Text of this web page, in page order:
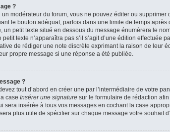
?
modérateur du forum, vous ne pouvez éditer ou supprimer
le bouton adéquat, parfois dans une limite de temps après
petit texte situé en dessous du message énumèrera le
texte n’apparaîtra pas s’il s’agit d’une édition effectuée
de rédiger une note discrète exprimant la raison de leur
propre message si une réponse a été publiée.
?
tout d’abord en créer une par l’intermédiaire de votre
case Insérer une signature sur le formulaire de rédaction
sera insérée à tous vos messages en cochant la case
plus utile de spécifier sur chaque message votre souhait